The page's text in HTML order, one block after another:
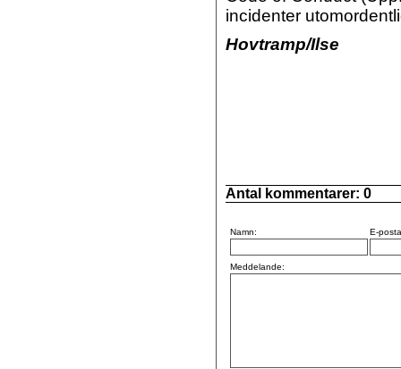
incidenter
Hovtramp/Ilse
Antal kommentarer: 0
Namn: E-
Meddelande: